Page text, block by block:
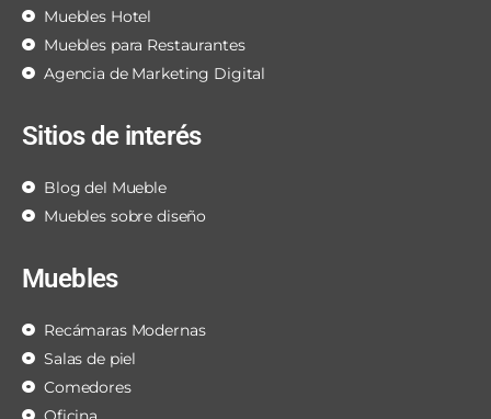
Muebles Hotel
Muebles para Restaurantes
Agencia de Marketing Digital
Sitios de interés
Blog del Mueble
Muebles sobre diseño
Muebles
Recámaras Modernas
Salas de piel
Comedores